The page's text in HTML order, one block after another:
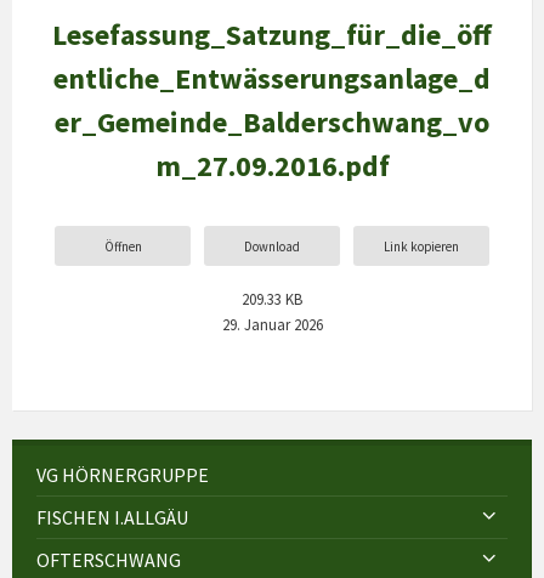
Lesefassung_Satzung_für_die_öff
entliche_Entwässerungsanlage_d
er_Gemeinde_Balderschwang_vo
m_27.09.2016.pdf
Öffnen Download Link kopieren
209.33 KB
29. Januar 2026
VG HÖRNERGRUPPE
FISCHEN I.ALLGÄU
OFTERSCHWANG